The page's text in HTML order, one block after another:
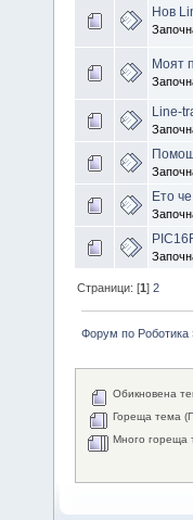
Нов
Моят
Line-
Помощ
Ето
Страници: [1]2
Форум по Роботика
Обикновена
Гореща тема
Много гореща